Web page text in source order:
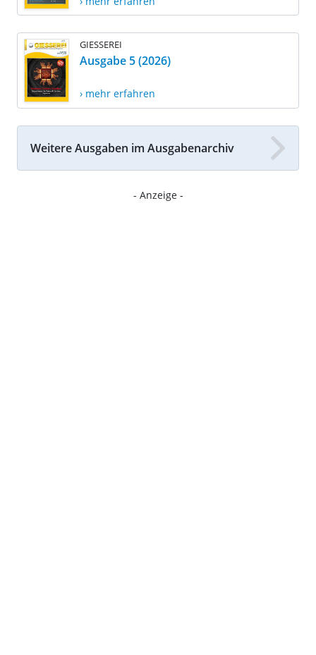
GIESSEREI
Ausgabe 5 (2026)
› mehr erfahren
Weitere Ausgaben im Ausgabenarchiv
- Anzeige -